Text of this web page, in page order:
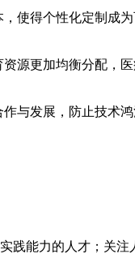
使得个性化定制成
源更加均衡分配，
与发展，防止技术
践能力的人才；关注